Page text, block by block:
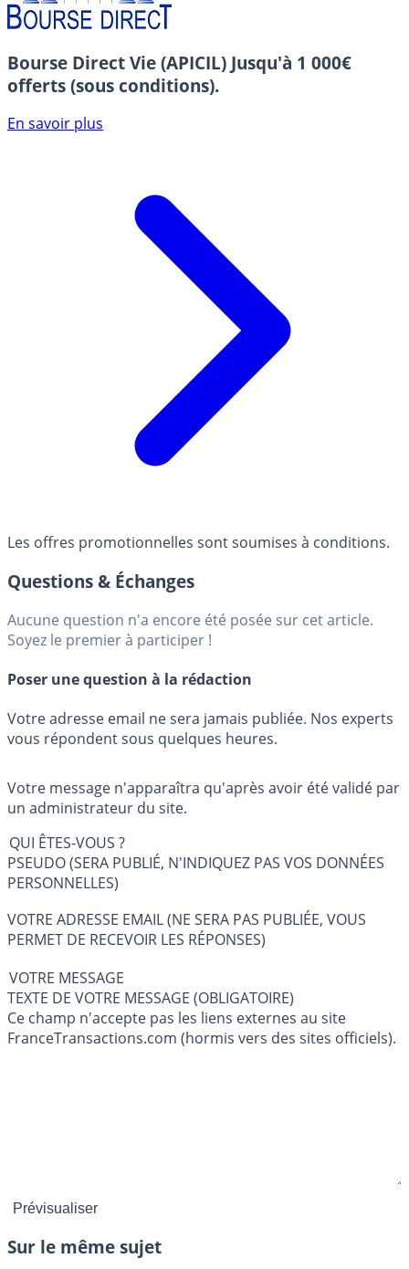
Bourse Direct Vie (APICIL) Jusqu'à 1 000€
offerts (sous conditions).
En savoir plus
Les offres promotionnelles sont soumises à conditions.
Questions & Échanges
Aucune question n'a encore été posée sur cet article.
Soyez le premier à participer !
Poser une question à la rédaction
Votre adresse email ne sera jamais publiée. Nos experts
vous répondent sous quelques heures.
Votre message n'apparaîtra qu'après avoir été validé par
un administrateur du site.
QUI ÊTES-VOUS ?
PSEUDO (SERA PUBLIÉ, N'INDIQUEZ PAS VOS DONNÉES
PERSONNELLES)
VOTRE ADRESSE EMAIL (NE SERA PAS PUBLIÉE, VOUS
PERMET DE RECEVOIR LES RÉPONSES)
VOTRE MESSAGE
TEXTE DE VOTRE MESSAGE (OBLIGATOIRE)
Ce champ n'accepte pas les liens externes au site
FranceTransactions.com (hormis vers des sites officiels).